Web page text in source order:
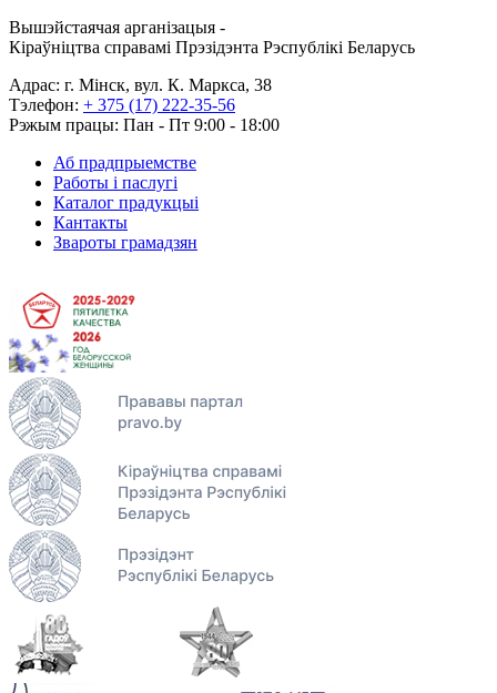
Вышэйстаячая арганізацыя -
Кіраўніцтва справамі Прэзідэнта Рэспублікі Беларусь
Адрас: г. Мінск, вул. К. Маркса, 38
Тэлефон: + 375 (17) 222-35-56
Рэжым працы: Пан - Пт 9:00 - 18:00
Аб прадпрыемстве
Работы і паслугі
Каталог прадукцыі
Кантакты
Звароты грамадзян